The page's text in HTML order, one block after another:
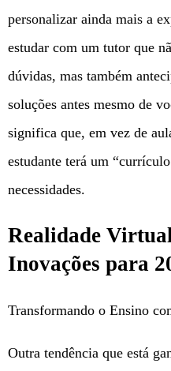
personalizar ainda mais a
estudar com um tutor que
dúvidas, mas também
soluções antes mesmo de
significa que, em vez de
estudante terá um
necessidades.
Realidade
Inovações para
Transformando o Ensino
Outra tendência que está